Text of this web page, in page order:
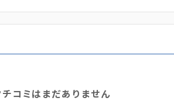
チコミはまだありません